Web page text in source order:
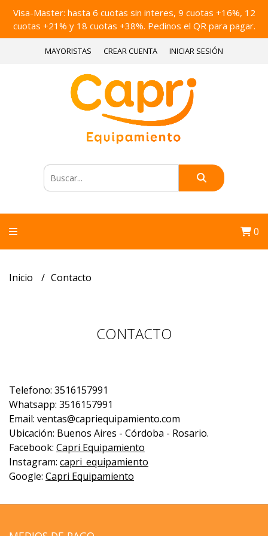
Visa-Master: hasta 6 cuotas sin interes, 9 cuotas +16%, 12
cuotas +21% y 18 cuotas +38%. Pedinos el QR para pagar.
MAYORISTAS CREAR CUENTA INICIAR SESIÓN
0
Inicio Contacto
CONTACTO
Telefono: 3516157991
Whatsapp: 3516157991
Email: ventas@capriequipamiento.com
Ubicación: Buenos Aires - Córdoba - Rosario.
Facebook: Capri Equipamiento
Instagram: capri_equipamiento
Google: Capri Equipamiento